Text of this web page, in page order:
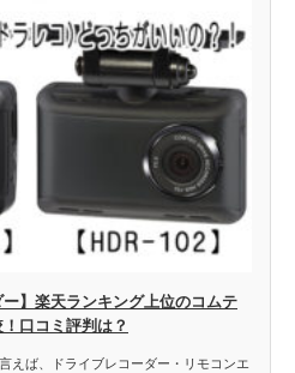
ー】楽天ランキング上位のコムテ
口コミ評判は？
えば、ドライブレコーダー・リモコンエ